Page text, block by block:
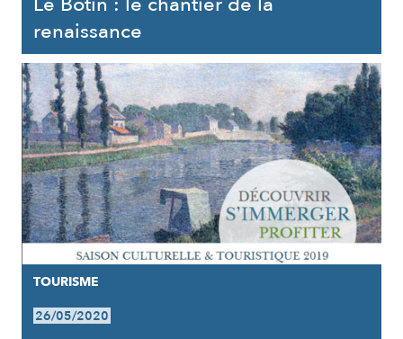
renaissance
TOURISME
26/05/2020